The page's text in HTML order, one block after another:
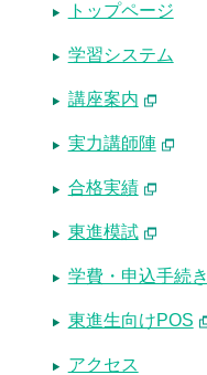
トップページ
学習システム
講座案内
実力講師陣
合格実績
東進模試
学費・申込手続き
東進生向けPOS
アクセス